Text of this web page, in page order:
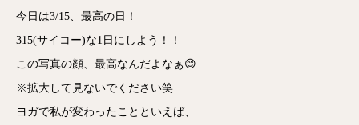
今日は3/15、最高の日！
315(サイコー)な1日にしよう！！
この写真の顔、最高なんだよなぁ😊
※拡大して見ないでください笑
ヨガで私が変わったことといえば、